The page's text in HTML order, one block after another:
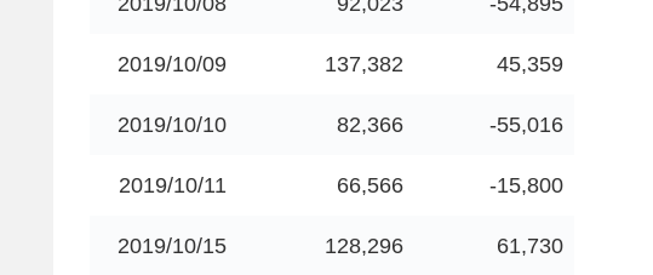
2019/10/09 137,382 45,359
2019/10/10 82,366 -55,016
2019/10/11 66,566 -15,800
2019/10/15 128,296 61,730